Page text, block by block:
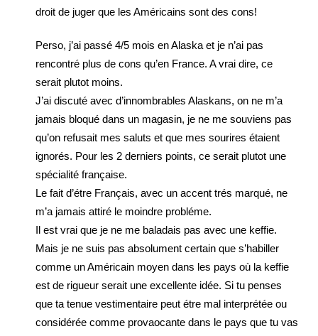
droit de juger que les Américains sont des cons!
Perso, j’ai passé 4/5 mois en Alaska et je n’ai pas
rencontré plus de cons qu’en France. A vrai dire, ce
serait plutot moins.
J’ai discuté avec d’innombrables Alaskans, on ne m’a
jamais bloqué dans un magasin, je ne me souviens pas
qu’on refusait mes saluts et que mes sourires étaient
ignorés. Pour les 2 derniers points, ce serait plutot une
spécialité française.
Le fait d’étre Français, avec un accent trés marqué, ne
m’a jamais attiré le moindre probléme.
Il est vrai que je ne me baladais pas avec une keffie.
Mais je ne suis pas absolument certain que s’habiller
comme un Américain moyen dans les pays où la keffie
est de rigueur serait une excellente idée. Si tu penses
que ta tenue vestimentaire peut étre mal interprétée ou
considérée comme provaocante dans le pays que tu vas